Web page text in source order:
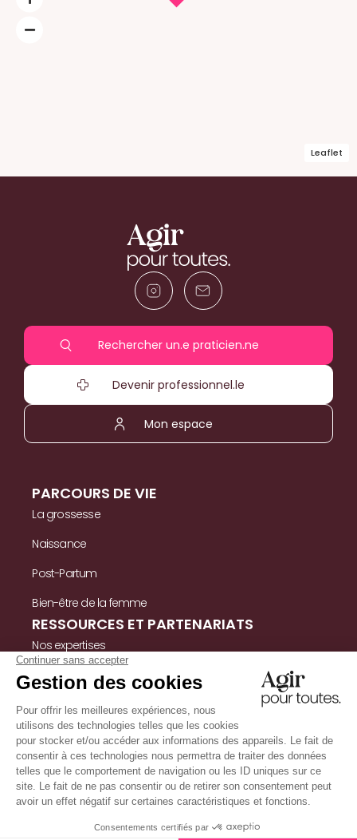
Leaflet
Rechercher un.e praticien.ne
Devenir professionnel.le
Mon espace
PARCOURS DE VIE
La grossesse
Naissance
Post-Partum
Bien-être de la femme
RESSOURCES ET PARTENARIATS
Nos expertises
Nos ressources
Témoignages
Nous contacter
INFORMATIONS
Mentions légales
Politique de confidentialité & cookies
Conditions Générales